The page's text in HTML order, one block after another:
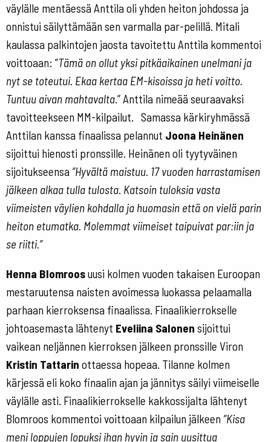
väylälle mentäessä Anttila oli yhden heiton johdossa ja
onnistui säilyttämään sen varmalla par-pelillä. Mitali
kaulassa palkintojen jaosta tavoitettu Anttila kommentoi
voittoaan: ”Tämä on ollut yksi pitkäaikainen unelmani ja
nyt se toteutui. Ekaa kertaa EM-kisoissa ja heti voitto.
Tuntuu aivan mahtavalta.” Anttila nimeää seuraavaksi
tavoitteekseen MM-kilpailut. Samassa kärkiryhmässä
Anttilan kanssa finaalissa pelannut Joona Heinänen
sijoittui hienosti pronssille. Heinänen oli tyytyväinen
sijoitukseensa ”Hyvältä maistuu. 17 vuoden harrastamisen
jälkeen alkaa tulla tulosta. Katsoin tuloksia vasta
viimeisten väylien kohdalla ja huomasin että on vielä parin
heiton etumatka. Molemmat viimeiset taipuivat par:iin ja
se riitti.”
Henna Blomroosuusi kolmen vuoden takaisen Euroopan
mestaruutensa naisten avoimessa luokassa pelaamalla
parhaan kierroksensa finaalissa. Finaalikierrokselle
johtoasemasta lähtenyt Eveliina Salonen sijoittui
vaikean neljännen kierroksen jälkeen pronssille Viron
Kristin Tattarin ottaessa hopeaa. Tilanne kolmen
kärjessä eli koko finaalin ajan ja jännitys säilyi viimeiselle
väylälle asti. Finaalikierrokselle kakkossijalta lähtenyt
Blomroos kommentoi voittoaan kilpailun jälkeen ”Kisa
meni loppujen lopuksi ihan hyvin ja sain uusittua